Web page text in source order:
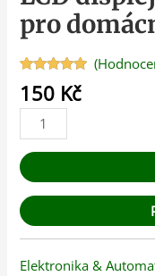
pro
Hodnoceno
5.00z 5 na
základě
1
hodnocení
zákazníka
150 Kč
Elektronika &